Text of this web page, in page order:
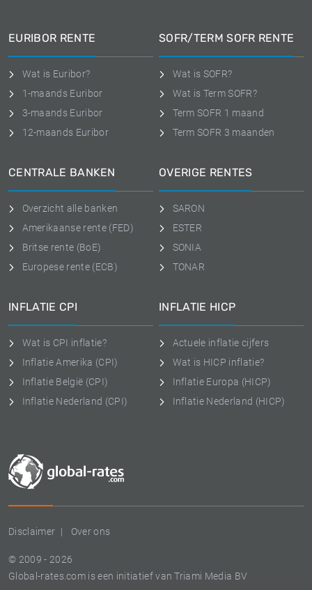
Disclaimer Over ons
© 2009 - 2026
Global-rates.com is een initiatief van Triami Media BV
EURIBOR RENTE
Wat is Euribor?
1-maands Euribor
3-maands Euribor
12-maands Euribor
SOFR/TERM SOFR RENTE
Wat is SOFR?
Wat is Term SOFR?
Term SOFR 1 maand
Term SOFR 3 maanden
CENTRALE BANKEN
Overzicht alle banken
Amerikaanse rente (FED)
Britse rente (BoE)
Europese rente (ECB)
OVERIGE RENTES
SARON
ESTER
SONIA
TONAR
INFLATIE CPI
Wat is CPI inflatie?
Inflatie Amerika (CPI)
Inflatie België (CPI)
Inflatie Nederland (CPI)
INFLATIE HICP
Actuele inflatie cijfers
Wat is HICP inflatie?
Inflatie Europa (HICP)
Inflatie Nederland (HICP)